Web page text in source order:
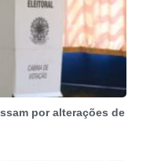
por alterações de